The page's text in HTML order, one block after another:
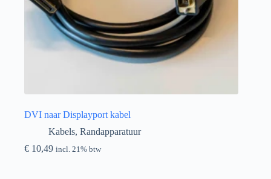
DVI naar Displayport kabel
Kabels, Randapparatuur
€ 10,49 incl. 21% btw